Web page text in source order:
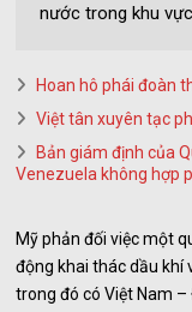
nước trong khu
Hoan hô phái đoàn
Việt tân xuyên tạc
Bản giám định của
Venezuela không hợp
Mỹ phản đối việc một
động khai thác dầu khí
trong đó có Việt Nam –